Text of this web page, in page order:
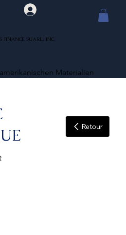
FINANCE SUARL, INC.
Materialien
Retour